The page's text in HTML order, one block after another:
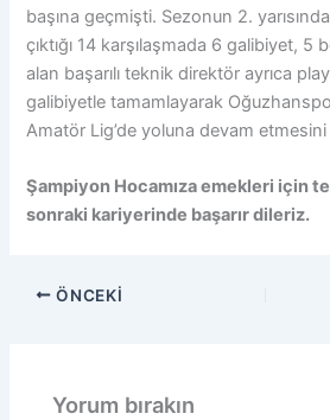
başına geçmişti. Sezonun 2. yarısında
çıktığı 14 karşılaşmada 6 galibiyet, 5
alan başarılı teknik direktör ayrıca
galibiyetle tamamlayarak
Amatör Lig’de yoluna devam etmesini
Şampiyon Hocamıza emekleri için
sonraki kariyerinde başarır dileriz.
ÖNCEKI
Yorum bırakın